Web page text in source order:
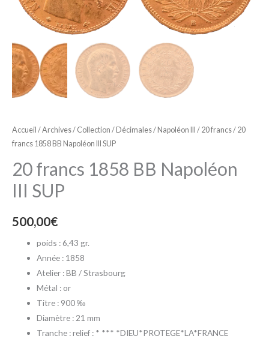
Accueil /Archives/ Collection /Décimales/Napoléon III / 20 francs/ 20
francs 1858 BB Napoléon III SUP
20 francs 1858 BB Napoléon
III SUP
500,00€
poids : 6,43 gr.
Année : 1858
Atelier : BB / Strasbourg
Métal : or
Titre : 900 ‰
Diamètre : 21 mm
Tranche : relief : * *** *DIEU*PROTEGE*LA*FRANCE